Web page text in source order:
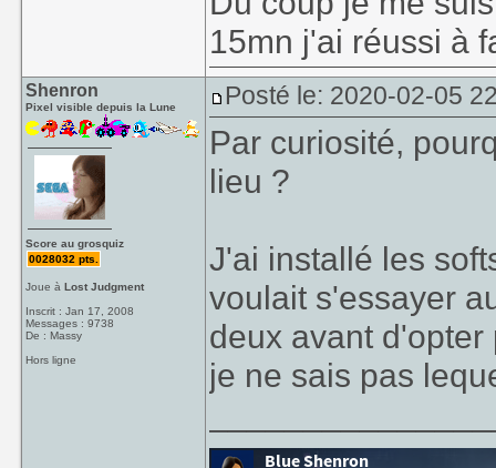
15mn j'ai réussi à
Shenron
Pixel visible depuis la Lune
Score au grosquiz
0028032 pts.
Joue àLost Judgment
Inscrit : Jan 17, 2008
Messages : 9738
De : Massy
Hors ligne
Posté le: 2020-02-05
Par curiosité,
lieu ?
J'ai installé les
voulait s'essayer
deux avant
je ne sais pas